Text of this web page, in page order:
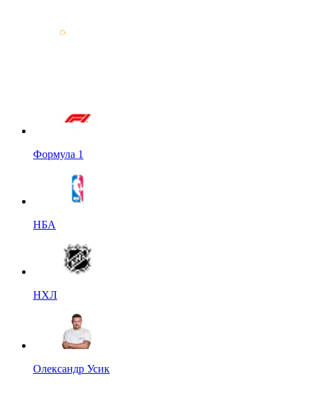
Формула 1
НБА
НХЛ
Олександр Усик